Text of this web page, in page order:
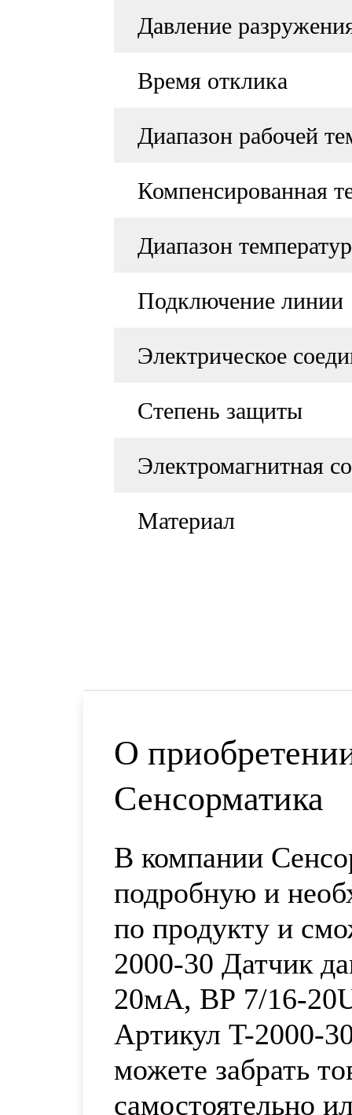
Давление
Время отклика
Диапазон рабочей
Компенсированная
Диапазон
Подключение линии
Электрическое
Степень защиты
Электромагнитная
Материал
О
Сенсорматика
В компании
подробную и
по продукту и
2000-30 Датчик
20мА, ВР 7/16-
Артикул T-2000-
можете забрать
самостоятельно